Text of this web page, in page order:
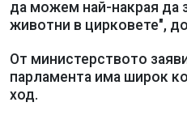
да можем най-накрая да
животни в цирковете",
От министерството
парламента има широк
ход.